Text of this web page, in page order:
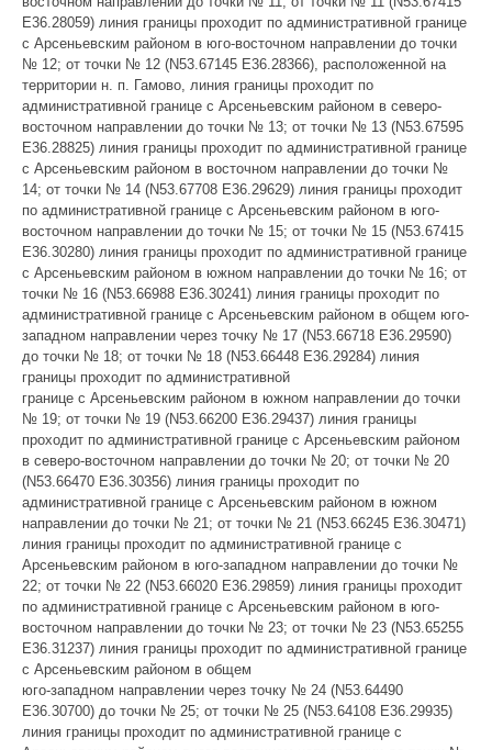
E36.28059) линия границы проходит по административной границе
с Арсеньевским районом в юго-восточном направлении до точки
№ 12; от точки № 12 (N53.67145 E36.28366), расположенной на
территории н. п. Гамово, линия границы проходит по
административной границе с Арсеньевским районом в северо-
восточном направлении до точки № 13; от точки № 13 (N53.67595
E36.28825) линия границы проходит по административной границе
с Арсеньевским районом в восточном направлении до точки №
14; от точки № 14 (N53.67708 E36.29629) линия границы проходит
по административной границе с Арсеньевским районом в юго-
восточном направлении до точки № 15; от точки № 15 (N53.67415
E36.30280) линия границы проходит по административной границе
с Арсеньевским районом в южном направлении до точки № 16; от
точки № 16 (N53.66988 E36.30241) линия границы проходит по
административной границе с Арсеньевским районом в общем юго-
западном направлении через точку № 17 (N53.66718 E36.29590)
до точки № 18; от точки № 18 (N53.66448 E36.29284) линия
границы проходит по административной
границе с Арсеньевским районом в южном направлении до точки
№ 19; от точки № 19 (N53.66200 E36.29437) линия границы
проходит по административной границе с Арсеньевским районом
в северо-восточном направлении до точки № 20; от точки № 20
(N53.66470 E36.30356) линия границы проходит по
административной границе с Арсеньевским районом в южном
направлении до точки № 21; от точки № 21 (N53.66245 E36.30471)
линия границы проходит по административной границе с
Арсеньевским районом в юго-западном направлении до точки №
22; от точки № 22 (N53.66020 E36.29859) линия границы проходит
по административной границе с Арсеньевским районом в юго-
восточном направлении до точки № 23; от точки № 23 (N53.65255
E36.31237) линия границы проходит по административной границе
с Арсеньевским районом в общем
юго-западном направлении через точку № 24 (N53.64490
E36.30700) до точки № 25; от точки № 25 (N53.64108 E36.29935)
линия границы проходит по административной границе с